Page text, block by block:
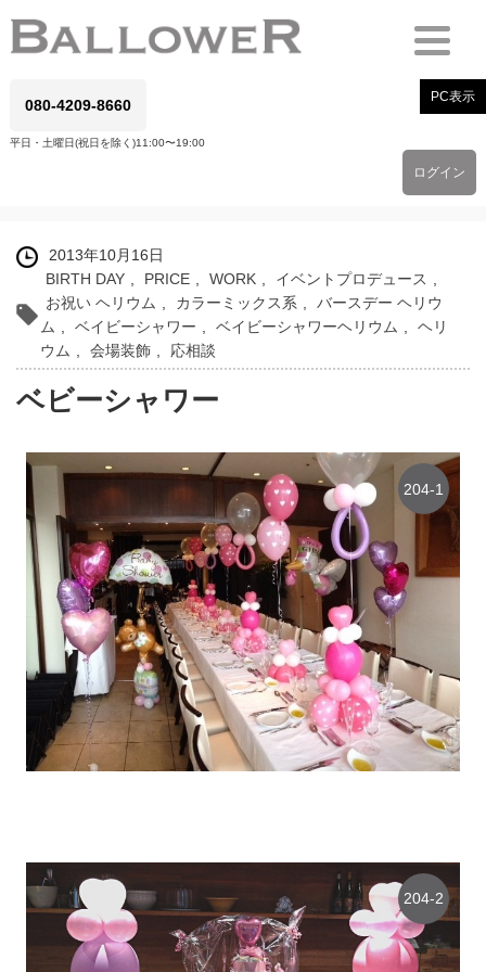
080-4209-8660
平日・土曜日(祝日を除く)11:00〜19:00
PC表示
ログイン
2013年10月16日
BIRTH DAY , PRICE , WORK , イベントプロデュース ,
お祝い ヘリウム , カラーミックス系 ,
バースデー ヘリウ
ム , ベイビーシャワー , ベイビーシャワーヘリウム ,
ヘリ
ウム , 会場装飾 , 応相談
ベビーシャワー
204-1
204-2